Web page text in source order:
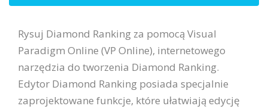
Rysuj Diamond Ranking za pomocą Visual
Paradigm Online (VP Online), internetowego
narzędzia do tworzenia Diamond Ranking.
Edytor Diamond Ranking posiada specjalnie
zaprojektowane funkcje, które ułatwiają edycję